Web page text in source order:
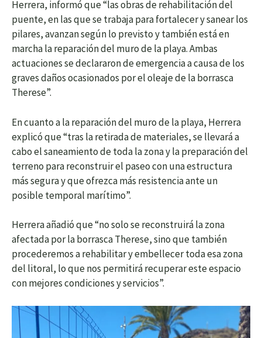
Herrera, informó que “las obras de rehabilitación del
puente, en las que se trabaja para fortalecer y sanear los
pilares, avanzan según lo previsto y también está en
marcha la reparación del muro de la playa. Ambas
actuaciones se declararon de emergencia a causa de los
graves daños ocasionados por el oleaje de la borrasca
Therese”.
En cuanto a la reparación del muro de la playa, Herrera
explicó que “tras la retirada de materiales, se llevará a
cabo el saneamiento de toda la zona y la preparación del
terreno para reconstruir el paseo con una estructura
más segura y que ofrezca más resistencia ante un
posible temporal marítimo”.
Herrera añadió que “no solo se reconstruirá la zona
afectada por la borrasca Therese, sino que también
procederemos a rehabilitar y embellecer toda esa zona
del litoral, lo que nos permitirá recuperar este espacio
con mejores condiciones y servicios”.